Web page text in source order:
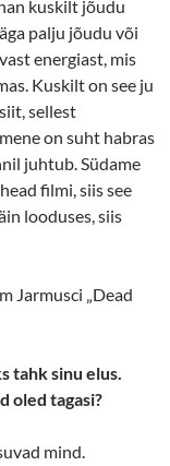
kuskilt jõudu
palju jõudu või
energiast, mis
Kuskilt on see ju
sellest
on suht habras
juhtub. Südame
filmi, siis see
looduses, siis
Jarmusci „Dead
tahk sinu elus.
oled tagasi?
mind.